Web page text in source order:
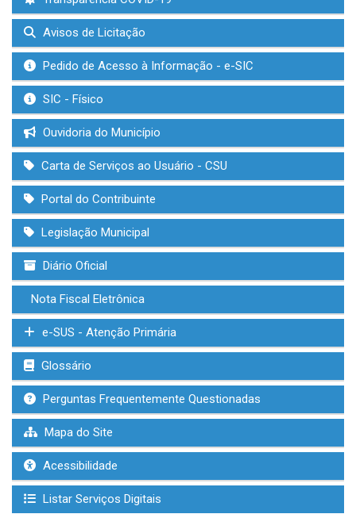
Avisos de Licitação
Pedido de Acesso à Informação - e-SIC
SIC - Físico
Ouvidoria do Município
Carta de Serviços ao Usuário - CSU
Portal do Contribuinte
Legislação Municipal
Diário Oficial
Nota Fiscal Eletrônica
e-SUS - Atenção Primária
Glossário
Perguntas Frequentemente Questionadas
Mapa do Site
Acessibilidade
Listar Serviços Digitais